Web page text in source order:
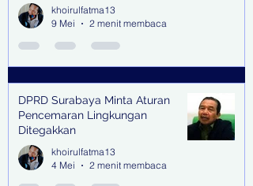
khoirulfatma13
9 Mei
2 menit membaca
DPRD Surabaya Minta Aturan
Pencemaran Lingkungan
Ditegakkan
khoirulfatma13
4 Mei
2 menit membaca